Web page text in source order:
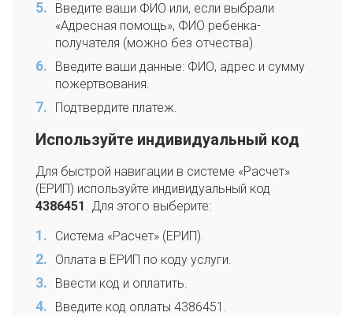
Введите ваши ФИО или, если выбрали
«Адресная помощь», ФИО ребенка-
получателя (можно без отчества).
Введите ваши данные: ФИО, адрес и сумму
пожертвования.
Подтвердите платеж.
Используйте индивидуальный код
Для быстрой навигации в системе «Расчет»
(ЕРИП) используйте индивидуальный код
4386451. Для этого выберите:
Система «Расчет» (ЕРИП).
Оплата в ЕРИП по коду услуги.
Ввести код и оплатить.
Введите код оплаты 4386451.